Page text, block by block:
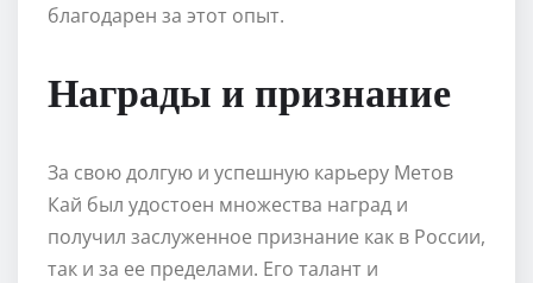
благодарен за этот опыт.
Награды и признание
За свою долгую и успешную карьеру Метов
Кай был удостоен множества наград и
получил заслуженное признание как в России,
так и за ее пределами. Его талант и